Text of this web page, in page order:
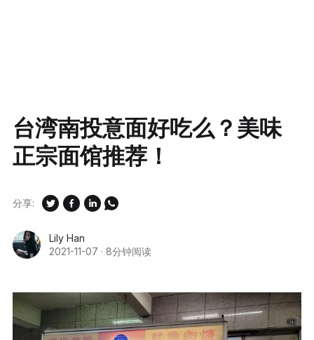
台湾南投意面好吃么？美味
正宗面馆推荐！
Lily Han
2021-11-07 · 8分钟阅读
分享: